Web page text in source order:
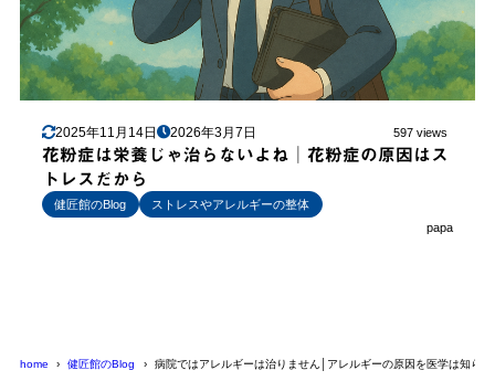
2025年11月14日 2026年3月7日 597 views
花粉症は栄養じゃ治らないよね│花粉症の原因はス
トレスだから
健匠館のBlog
ストレスやアレルギーの整体
papa
home 健匠館のBlog 病院ではアレルギーは治りません│アレルギーの原因を医学は知らな